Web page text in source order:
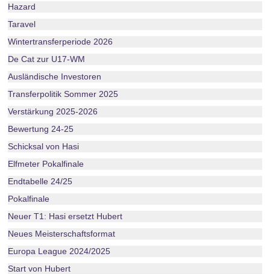
Hazard
Taravel
Wintertransferperiode 2026
De Cat zur U17-WM
Ausländische Investoren
Transferpolitik Sommer 2025
Verstärkung 2025-2026
Bewertung 24-25
Schicksal von Hasi
Elfmeter Pokalfinale
Endtabelle 24/25
Pokalfinale
Neuer T1: Hasi ersetzt Hubert
Neues Meisterschaftsformat
Europa League 2024/2025
Start von Hubert